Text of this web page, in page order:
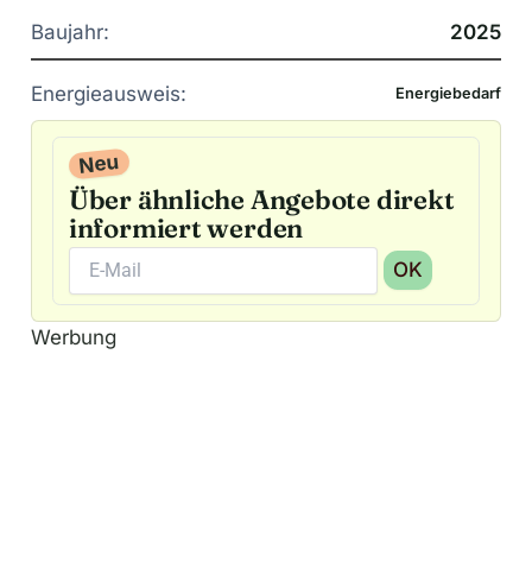
Baujahr: 2025
Energieausweis: Energiebedarf
Neu
Über ähnliche Angebote direkt
informiert werden
OK
A
l
Werbung